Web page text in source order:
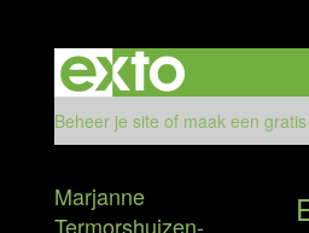
Beheer je site of maak een
Marjanne
Termorshuizen-